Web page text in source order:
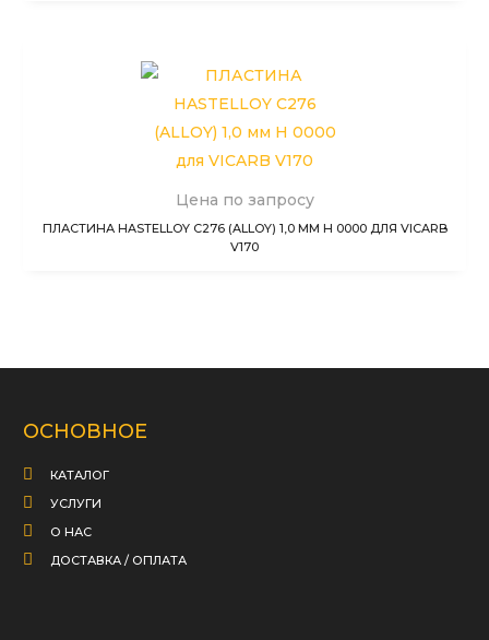
Цена по запросу
ПЛАСТИНА HASTELLOY C276 (ALLOY) 1,0 ММ H 0000 ДЛЯ VICARB
V170
ОСНОВНОЕ
КАТАЛОГ
УСЛУГИ
О НАС
ДОСТАВКА / ОПЛАТА